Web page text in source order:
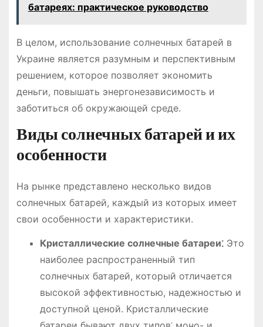
батареях: практическое руководство
В целом, использование солнечных батарей в
Украине является разумным и перспективным
решением, которое позволяет экономить
деньги, повышать энергонезависимость и
заботиться об окружающей среде.
Виды солнечных батарей и их
особенности
На рынке представлено несколько видов
солнечных батарей, каждый из которых имеет
свои особенности и характеристики.
Кристаллические солнечные батареи⁚Это
наиболее распространенный тип
солнечных батарей, который отличается
высокой эффективностью, надежностью и
доступной ценой. Кристаллические